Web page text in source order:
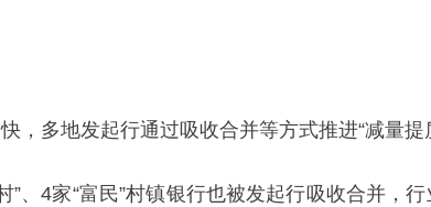
多地发起行通过吸收合并等方式推进“减量提
、4家“富民”村镇银行也被发起行吸收合并